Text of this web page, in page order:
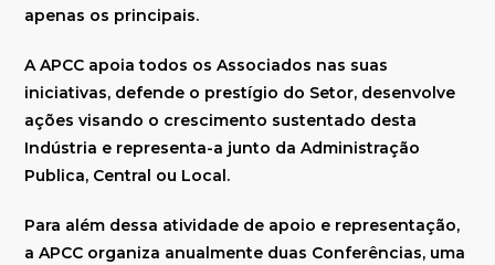
apenas os principais.
A APCC apoia todos os Associados nas suas
iniciativas, defende o prestígio do Setor, desenvolve
ações visando o crescimento sustentado desta
Indústria e representa-a junto da Administração
Publica, Central ou Local.
Para além dessa atividade de apoio e representação,
a APCC organiza anualmente duas Conferências, uma